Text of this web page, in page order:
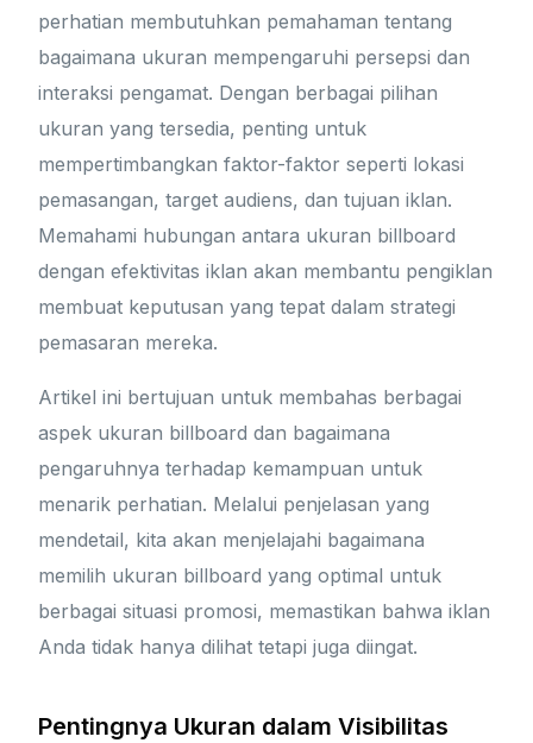
perhatian membutuhkan pemahaman tentang
bagaimana ukuran mempengaruhi persepsi dan
interaksi pengamat. Dengan berbagai pilihan
ukuran yang tersedia, penting untuk
mempertimbangkan faktor-faktor seperti lokasi
pemasangan, target audiens, dan tujuan iklan.
Memahami hubungan antara ukuran billboard
dengan efektivitas iklan akan membantu pengiklan
membuat keputusan yang tepat dalam strategi
pemasaran mereka.
Artikel ini bertujuan untuk membahas berbagai
aspek ukuran billboard dan bagaimana
pengaruhnya terhadap kemampuan untuk
menarik perhatian. Melalui penjelasan yang
mendetail, kita akan menjelajahi bagaimana
memilih ukuran billboard yang optimal untuk
berbagai situasi promosi, memastikan bahwa iklan
Anda tidak hanya dilihat tetapi juga diingat.
Pentingnya Ukuran dalam Visibilitas